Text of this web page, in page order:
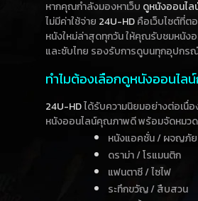
หากคุณกำลังมองหาเว็บ ดูหนังออนไล
ไม่มีค่าใช้จ่าย 24U-HDคือเว็บไซต์ที่ต
หนังใหม่ล่าสุดทุกวัน ให้คุณรับชมหนั
และซับไทย รองรับการดูบนทุกอุปกร
ทำไมต้องเลือกดูหนังออนไล
24U-HDได้รับความนิยมอย่างต่อเนื่
หนังออนไลน์คุณภาพดี พร้อมจัดหมวดห
หนังแอคชั่น / ผจญภัย
ดราม่า / โรแมนติก
แฟนตาซี / ไซไฟ
ระทึกขวัญ / สืบสวน